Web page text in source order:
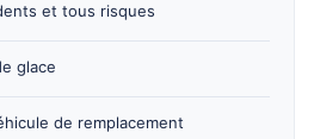
et tous risques
glace
de remplacement